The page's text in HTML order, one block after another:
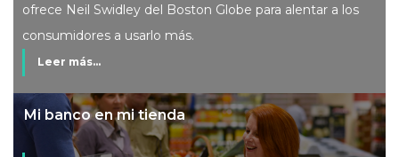
ofrece Neil Swidley del Boston Globe para alentar a los
consumidores a usarlo más.
Leer más...
Mi banco en mi tienda